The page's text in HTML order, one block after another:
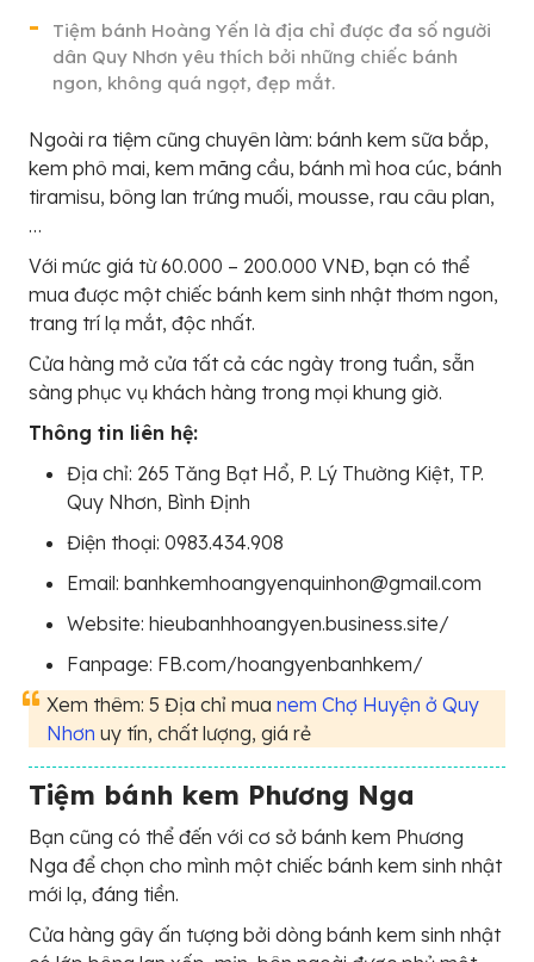
Tiệm bánh Hoàng Yến là địa chỉ được đa số người
dân Quy Nhơn yêu thích bởi những chiếc bánh
ngon, không quá ngọt, đẹp mắt.
Ngoài ra tiệm cũng chuyên làm: bánh kem sữa bắp,
kem phô mai, kem mãng cầu, bánh mì hoa cúc, bánh
tiramisu, bông lan trứng muối, mousse, rau câu plan,
…
Với mức giá từ 60.000 – 200.000 VNĐ, bạn có thể
mua được một chiếc bánh kem sinh nhật thơm ngon,
trang trí lạ mắt, độc nhất.
Cửa hàng mở cửa tất cả các ngày trong tuần, sẵn
sàng phục vụ khách hàng trong mọi khung giờ.
Thông tin liên hệ:
Địa chỉ: 265 Tăng Bạt Hổ, P. Lý Thường Kiệt, TP.
Quy Nhơn, Bình Định
Điện thoại: 0983.434.908
Email: banhkemhoangyenquinhon@gmail.com
Website: hieubanhhoangyen.business.site/
Fanpage: FB.com/hoangyenbanhkem/
Xem thêm: 5 Địa chỉ mua nem Chợ Huyện ở Quy
Nhơn uy tín, chất lượng, giá rẻ
Tiệm bánh kem Phương Nga
Bạn cũng có thể đến với cơ sở bánh kem Phương
Nga để chọn cho mình một chiếc bánh kem sinh nhật
mới lạ, đáng tiền.
Cửa hàng gây ấn tượng bởi dòng bánh kem sinh nhật